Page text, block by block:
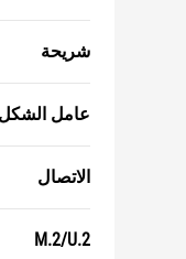
شريحة
عامل الشكل
الاتصال
M.2/U.2